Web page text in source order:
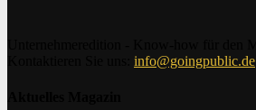
info@goingpublic.de